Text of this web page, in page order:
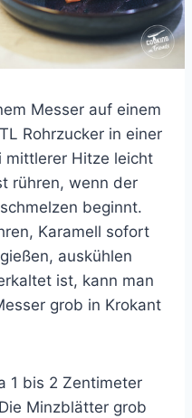
Messer auf einem
Rohrzucker in einer
mittlerer Hitze leicht
rühren, wenn der
beginnt.
Karamell sofort
auskühlen
ist, kann man
grob in Krokant
1 bis 2 Zentimeter
Minzblätter grob